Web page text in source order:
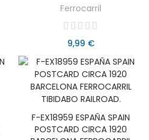
Ferrocarril
9,99 €
AÑADIR AL CARRITO
F-EX18959 ESPAÑA SPAIN
POSTCARD CIRCA 1920